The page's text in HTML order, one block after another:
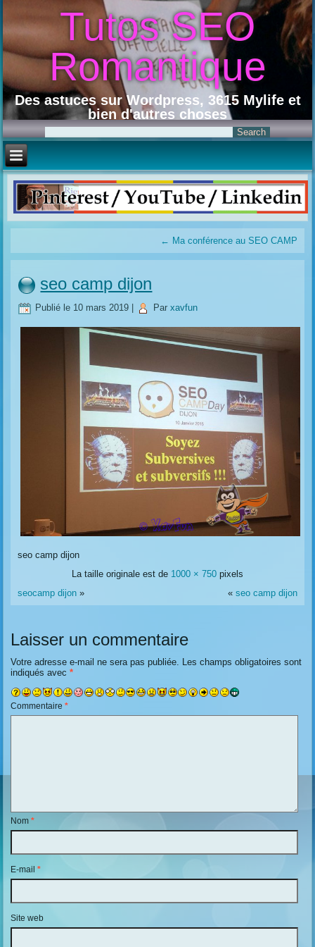
Tutos SEO
Romantique
Des astuces sur Wordpress, 3615 Mylife et
bien d'autres choses
← Ma conférence au SEO CAMP
seo camp dijon
Publié le 10 mars 2019 Par xavfun
seo camp dijon
La taille originale est de 1000 × 750 pixels
seocamp dijon » « seo camp dijon
Laisser un commentaire
Votre adresse e-mail ne sera pas publiée. Les champs obligatoires sont
indiqués avec*
Commentaire*
Nom*
E-mail*
Site web